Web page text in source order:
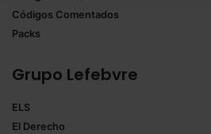
navegador. Si no seleccionas
las que sean indispensables
Saber más acerca de las
Códigos Comentados
Packs
Grupo Lefebvre
ELS
El Derecho